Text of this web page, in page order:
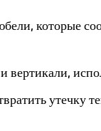
которые
утечку